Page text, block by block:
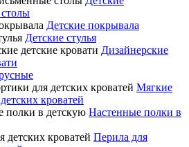
Детские покрывала
Детские стулья
Дизайнерские
Мягкие
кроватей
Настенные полки в
Перила для